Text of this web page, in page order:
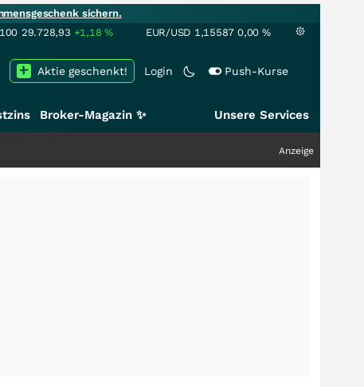
sichern.
29.728,93 +1,18% EUR/USD 1,15587 0,00 %
Login Push-Kurse
Aktie geschenkt!
Broker-Magazin ✨ Unsere Services
Anzeige